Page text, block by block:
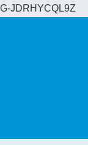
G-JDRHYCQL9Z